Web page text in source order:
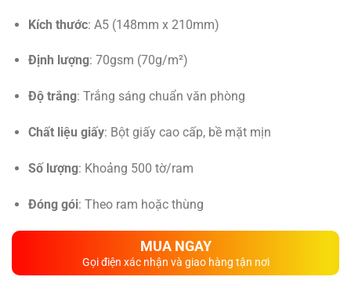
Kích thước: A5 (148mm x 210mm)
Định lượng: 70gsm (70g/m²)
Độ trắng: Trắng sáng chuẩn văn phòng
Chất liệu giấy: Bột giấy cao cấp, bề mặt mịn
Số lượng: Khoảng 500 tờ/ram
Đóng gói: Theo ram hoặc thùng
MUA NGAY
Gọi điện xác nhận và giao hàng tận nơi